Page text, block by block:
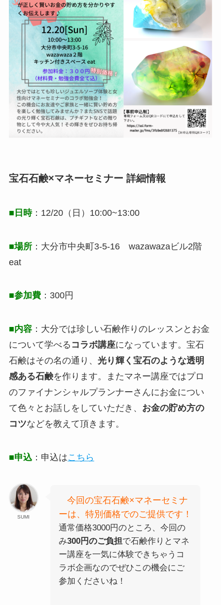
宝石石鹸×マネーセミナー 詳細情報
■日時：12/20（日）10:00~13:00
■場所：大分市中央町3-5-16 wazawazaビル2階
eat
■参加費：300円
■内容：大分では珍しい石鹸作りのレッスンとお金
について学べる コラボ講座になっています。宝石
石鹸はその名の通り、 光り輝く宝石のような透明
感ある石鹸を作ります。またマネー講座ではプロ
のファイナンシャルプランナーさんにお金につい
て色々とお話しをしていただき、 お金の貯め方の
コツなどを教えて頂きます。
■申込：申込はこちら
SUMI
今回の宝石石鹸×マネーセミナ
ーは、特別価格でのご提供です！
通常価格3000円のところ、今回の
み300円のご負担で石鹸作りとマネ
ー講座を一気に体験できちゃうコ
ラボ企画なのでぜひこの機会にご
参加くださいね！